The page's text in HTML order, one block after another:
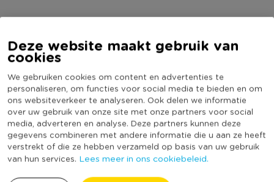
Deze website maakt gebruik van
cookies
We gebruiken cookies om content en advertenties te
personaliseren, om functies voor social media te bieden en om
ons websiteverkeer te analyseren. Ook delen we informatie
over uw gebruik van onze site met onze partners voor social
media, adverteren en analyse. Deze partners kunnen deze
gegevens combineren met andere informatie die u aan ze heeft
verstrekt of die ze hebben verzameld op basis van uw gebruik
van hun services. Lees meer in ons cookiebeleid.
Montage
benodigde elementen worden meegeleverd.Bekijk hier de
montage instructies.
Contactgegevens
Xenos B.V, Schutweg 8, 5145NP Waalwijk, Nederland
www.xenos.nl/klantenservice
Boekenkast Scandi -
Vakkenkast Scandi